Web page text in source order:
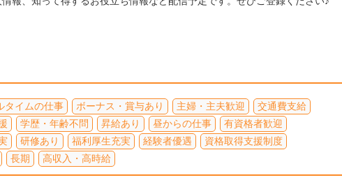
タイムの仕事 ボーナス・賞与あり 主婦・主夫歓迎
交通費支給
学歴・年齢不問 昇給あり 昼からの仕事
有資格者歓迎
研修あり 福利厚生充実 経験者優遇
資格取得支援制度
長期 高収入・高時給